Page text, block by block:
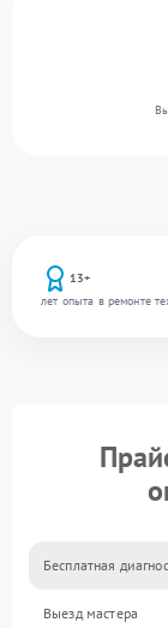
13+
лет опыта в ремонте
Бесплатная
Выезд мастера